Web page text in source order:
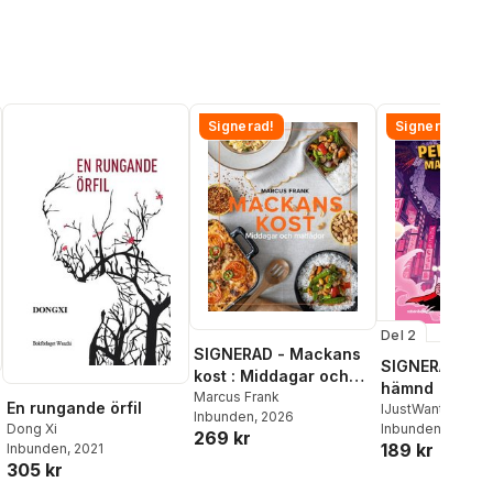
En rungande örfil
Dong Xi
Inbunden, 2021
305 kr
Signerad!
SIGNERAD - Mackans
kost : Middagar och
matlådor
Marcus Frank
Inbunden, 2026
269 kr
Signerad!
Del 2
SIGNERAD -
hämnd
Adolphson
Beer ,Victor Beer
Inbunden
189 kr